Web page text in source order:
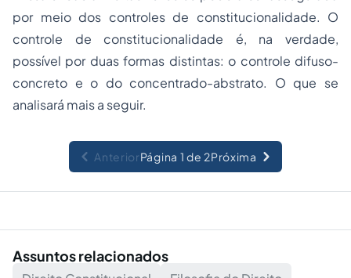
por meio dos controles de constitucionalidade. O
controle de constitucionalidade é, na verdade,
possível por duas formas distintas: o controle difuso-
concreto e o do concentrado-abstrato. O que se
analisará mais a seguir.
AnteriorPágina 1 de 2Próxima
Assuntos relacionados